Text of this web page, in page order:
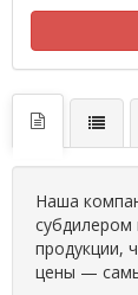
Наша
субдилером
продукции,
цены —